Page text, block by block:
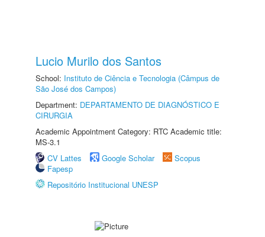
Lucio Murilo dos Santos
School: Instituto de Ciência e Tecnologia (Câmpus de
São José dos Campos)
Department: DEPARTAMENTO DE DIAGNÓSTICO E
CIRURGIA
Academic Appointment Category: RTC Academic title:
MS-3.1
CV Lattes
Google Scholar
Scopus
Fapesp
Repositório Institucional UNESP